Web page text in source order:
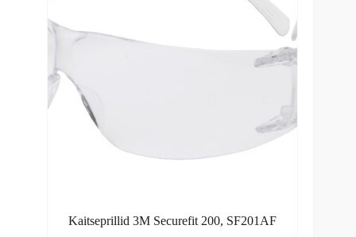
Kaitseprillid 3M Securefit 200, SF201AF